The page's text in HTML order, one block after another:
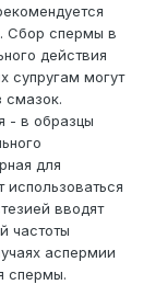
Сбор спермы в
действия
супругам могут
смазок.
- в образцы
для
вводят
частоты
аспермии
спермы.